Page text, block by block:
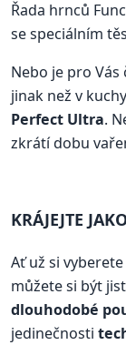
Řada hrnců
se speciálním
Nebo je pro
jinak než v
Perfect Ultra.
zkrátí dobu
KRÁJEJTE
Ať už si
můžete si být
dlouhodobé
jedinečnosti